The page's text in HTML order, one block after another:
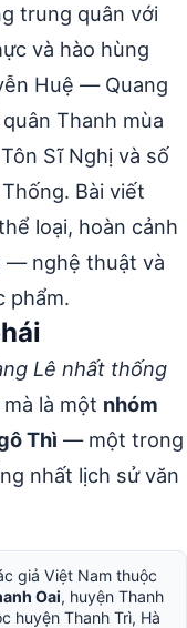
trung quân với
và hào hùng
Huệ — Quang
Thanh mùa
Sĩ Nghị và số
Bài viết
loại, hoàn cảnh
— nghệ thuật và
phẩm.
Lê nhất thống
là một nhóm
Thì — một trong
nhất lịch sử văn
giả Việt Nam thuộc
Oai, huyện Thanh
huyện Thanh Trì, Hà